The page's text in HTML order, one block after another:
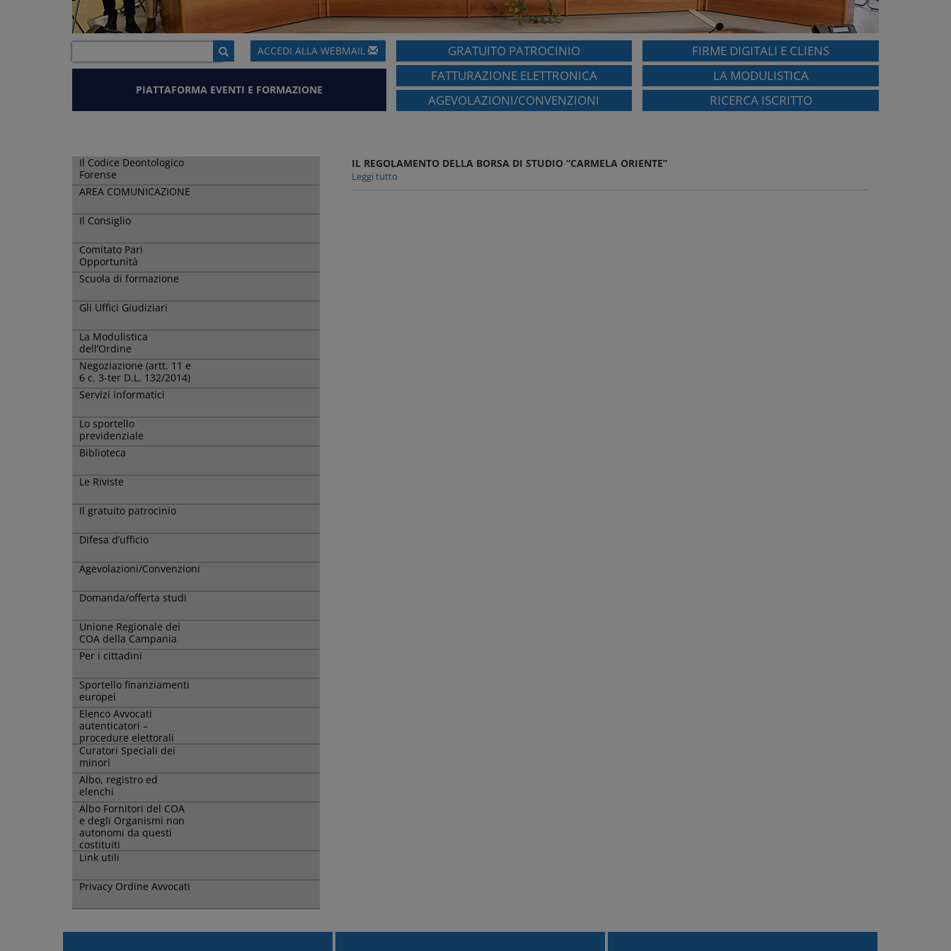
ACCEDI ALLAWEBMAIL
PIATTAFORMA EVENTI E FORMAZIONE
GRATUITO PATROCINIO
FIRME DIGITALI E CLIENS
FATTURAZIONE ELETTRONICA
LA MODULISTICA
AGEVOLAZIONI/CONVENZIONI
RICERCA ISCRITTO
Il Codice Deontologico
Forense
AREA COMUNICAZIONE
Il Consiglio
Comitato Pari
Opportunità
Scuola di formazione
Gli Uffici Giudiziari
La Modulistica
dell’Ordine
Negoziazione (artt. 11 e
6 c. 3-ter D.L. 132/2014)
Servizi informatici
Lo sportello
previdenziale
Biblioteca
Le Riviste
Il gratuito patrocinio
Difesa d’ufficio
Agevolazioni/Convenzioni
Domanda/offerta studi
Unione Regionale dei
COA della Campania
Per i cittadini
Sportello finanziamenti
europei
Elenco Avvocati
autenticatori –
procedure elettorali
Curatori Speciali dei
minori
Albo, registro ed
elenchi
Albo Fornitori del COA
e degli Organismi non
autonomi da questi
costituiti
Link utili
Privacy Ordine Avvocati
IL REGOLAMENTO DELLA BORSA DI STUDIO “CARMELA ORIENTE”
Leggi tutto